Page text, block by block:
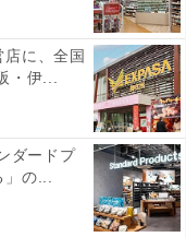
店に、全国
・伊...
ダードプ
」の...